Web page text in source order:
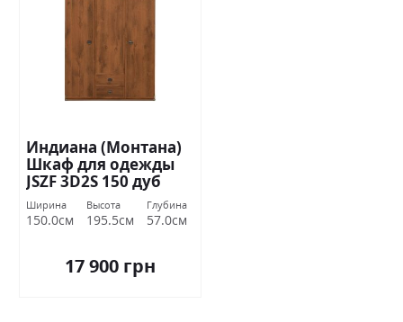
Индиана (Монтана)
Шкаф для одежды
JSZF 3D2S 150 дуб
шутер БРВ Украина
Ширина
150.0см
Высота
195.5см
Глубина
57.0см
17 900 грн